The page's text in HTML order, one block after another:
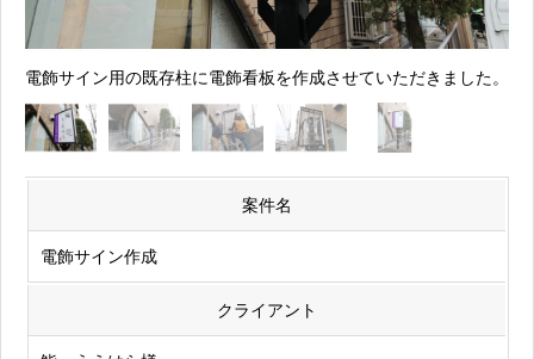
電飾サイン用の既存柱に電飾看板を作成させていただきました。
案件名
電飾サイン作成
クライアント